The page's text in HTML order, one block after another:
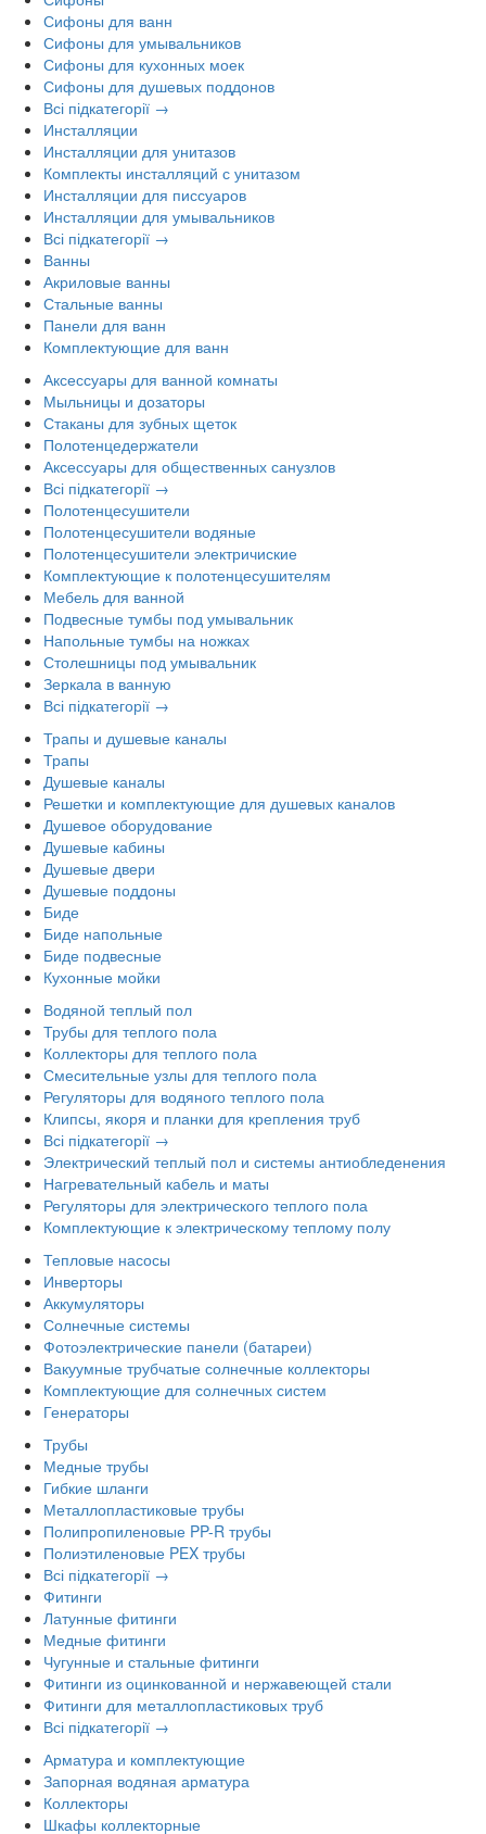
Сифоны для ванн
Сифоны для умывальников
Сифоны для кухонных моек
Сифоны для душевых поддонов
Всі підкатегорії →
Инсталляции
Инсталляции для унитазов
Комплекты инсталляций с унитазом
Инсталляции для писсуаров
Инсталляции для умывальников
Всі підкатегорії →
Ванны
Акриловые ванны
Стальные ванны
Панели для ванн
Комплектующие для ванн
Аксессуары для ванной комнаты
Мыльницы и дозаторы
Стаканы для зубных щеток
Полотенцедержатели
Аксессуары для общественных санузлов
Всі підкатегорії →
Полотенцесушители
Полотенцесушители водяные
Полотенцесушители электричиские
Комплектующие к полотенцесушителям
Мебель для ванной
Подвесные тумбы под умывальник
Напольные тумбы на ножках
Столешницы под умывальник
Зеркала в ванную
Всі підкатегорії →
Трапы и душевые каналы
Трапы
Душевые каналы
Решетки и комплектующие для душевых каналов
Душевое оборудование
Душевые кабины
Душевые двери
Душевые поддоны
Биде
Биде напольные
Биде подвесные
Кухонные мойки
Водяной теплый пол
Трубы для теплого пола
Коллекторы для теплого пола
Смесительные узлы для теплого пола
Регуляторы для водяного теплого пола
Клипсы, якоря и планки для крепления труб
Всі підкатегорії →
Электрический теплый пол и системы антиобледенения
Нагревательный кабель и маты
Регуляторы для электрического теплого пола
Комплектующие к электрическому теплому полу
Тепловые насосы
Инверторы
Аккумуляторы
Солнечные системы
Фотоэлектрические панели (батареи)
Вакуумные трубчатые солнечные коллекторы
Комплектующие для солнечных систем
Генераторы
Трубы
Медные трубы
Гибкие шланги
Металлопластиковые трубы
Полипропиленовые PP-R трубы
Полиэтиленовые PEX трубы
Всі підкатегорії →
Фитинги
Латунные фитинги
Медные фитинги
Чугунные и стальные фитинги
Фитинги из оцинкованной и нержавеющей стали
Фитинги для металлопластиковых труб
Всі підкатегорії →
Арматура и комплектующие
Запорная водяная арматура
Коллекторы
Шкафы коллекторные